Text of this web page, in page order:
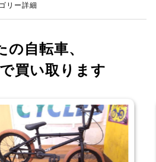
リー詳細
の自転車、
買い取ります